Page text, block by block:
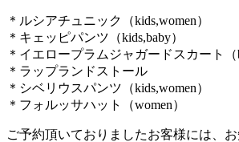
＊ルシアチュニック（kids,women）
＊キェッピパンツ（kids,baby）
＊イエロープラムジャガードスカート（
＊ラップランドストール
＊シベリウスパンツ（kids,women）
＊フォルッサハット（women）
ご予約頂いておりましたお客様には、